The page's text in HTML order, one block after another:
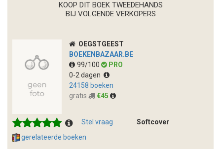
KOOP DIT BOEK TWEEDEHANDS
BIJ VOLGENDE VERKOPERS
OEGSTGEEST
BOEKENBAZAAR.BE
99/100
PRO
0-2 dagen
24158 boeken
gratis
€45
Stel vraag
Softcover
gerelateerde boeken